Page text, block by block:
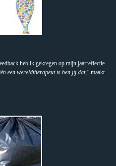
heb ik gekregen op mijn jaarreflectie
een wereldtherapeut is ben jij dat," maakt